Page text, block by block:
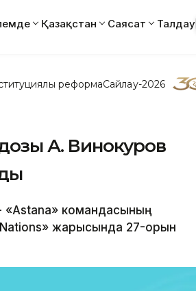
Қазақстан Саясат Талдау
реформаСайлау-2026
А. Винокуров
«Astana» командасының
жарысында 27-орын